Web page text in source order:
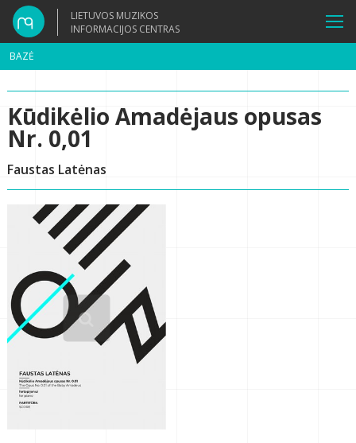
LIETUVOS MUZIKOS
INFORMACIJOS CENTRAS
BAZĖ
Kūdikėlio Amadėjaus opusas
Nr. 0,01
Faustas Latėnas